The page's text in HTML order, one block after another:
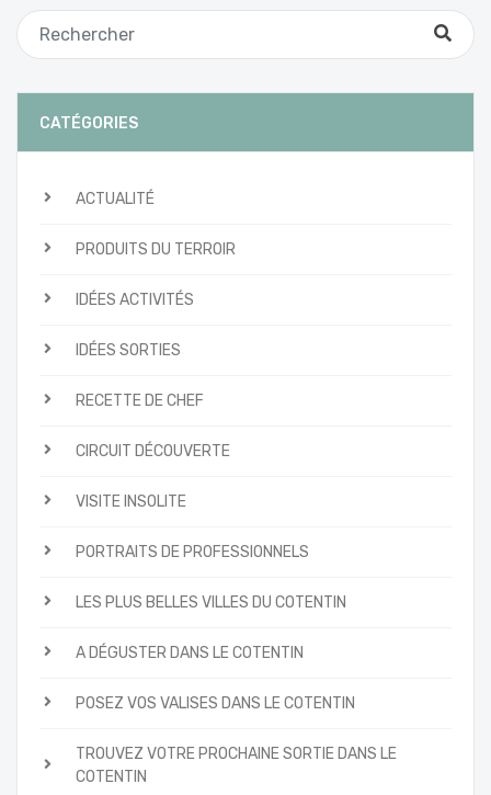
CATÉGORIES
ACTUALITÉ
PRODUITS DU TERROIR
IDÉES ACTIVITÉS
IDÉES SORTIES
RECETTE DE CHEF
CIRCUIT DÉCOUVERTE
VISITE INSOLITE
PORTRAITS DE PROFESSIONNELS
LES PLUS BELLES VILLES DU COTENTIN
A DÉGUSTER DANS LE COTENTIN
POSEZ VOS VALISES DANS LE COTENTIN
TROUVEZ VOTRE PROCHAINE SORTIE DANS LE
COTENTIN